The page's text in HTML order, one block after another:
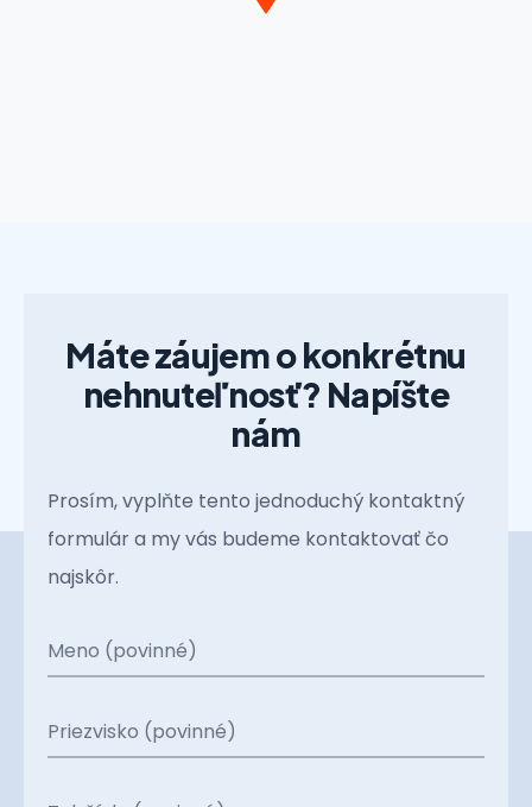
Máte záujem o konkrétnu
nehnuteľnosť? Napíšte
nám
Prosím, vyplňte tento jednoduchý kontaktný
formulár a my vás budeme kontaktovať čo
najskôr.
Meno (povinné)
Priezvisko (povinné)